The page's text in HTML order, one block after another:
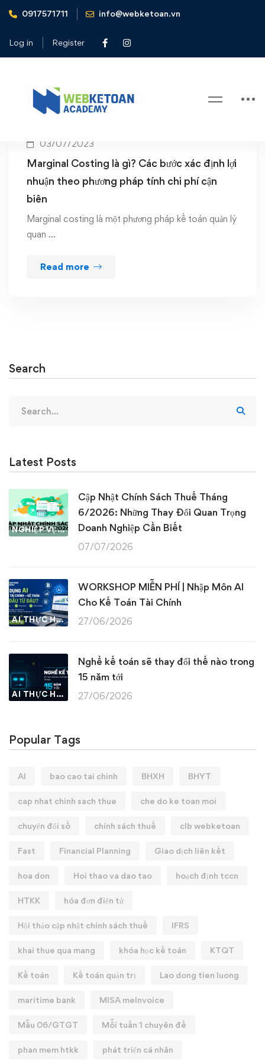
0917571711 info@webketoan.vn
Log in Register
Home Marginal costing
Tag: Marginal costing
03/07/2023
Marginal Costing là gì? Các bước xác định lợi
nhuận theo phương pháp tính chi phí cận
biên
Marginal costing là một phương pháp kế toán quản lý
quan …
Read more
Search
for:
Latest Posts
NGHIỆP VỤ KẾ TOÁN & THUẾ
Cập Nhật Chính Sách Thuế Tháng
6/2026: Những Thay Đổi Quan Trọng
Doanh Nghiệp Cần Biết
07/07/2026
AI THỰC HÀNH
WORKSHOP MIỄN PHÍ | Nhập Môn AI
Cho Kế Toán Tài Chính
27/06/2026
AI THỰC HÀNH
Nghề kế toán sẽ thay đổi thế nào trong
15 năm tới
27/06/2026
Popular Tags
AI bao cao tai chinh BHXH BHYT
cap nhat chinh sach thue che do ke toan moi
chuyển đổi số chính sách thuế clb webketoan
Fast Financial Planning Giao dịch liên kết
hoa don Hoi thao va dao tao hoạch định tccn
HTKK hóa đơn điện tử
Hội thảo cập nhật chính sách thuế IFRS
khai thue qua mang khóa học kế toán KTQT
Kế toán Kế toán quản trị Lao dong tien luong
maritime bank MISA meInvoice
Mẫu 06/GTGT Mỗi tuần 1 chuyên đề
phan mem htkk phát triển cá nhân